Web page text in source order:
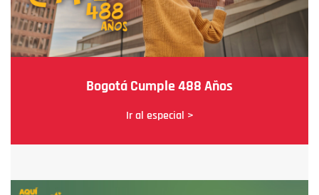
Bogotá Cumple 488 Años
Ir al especial >